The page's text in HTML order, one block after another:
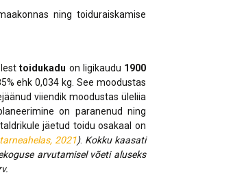
Tartumaa
arengu analüüs
Tartu maakonna
energia- ja kliimakava
Tartu maakonna
toidustrateegia 2022-
2030
ning toiduraiskamise
toidukadu on ligikaudu 1900
ehk 0,034 kg. See moodustas
viiendik moodustas üleliia
on paranenud ning
jäetud toidu osakaal on
2021). Kokku kaasati
arvutamisel võeti aluseks